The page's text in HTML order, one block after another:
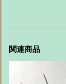
関連商品